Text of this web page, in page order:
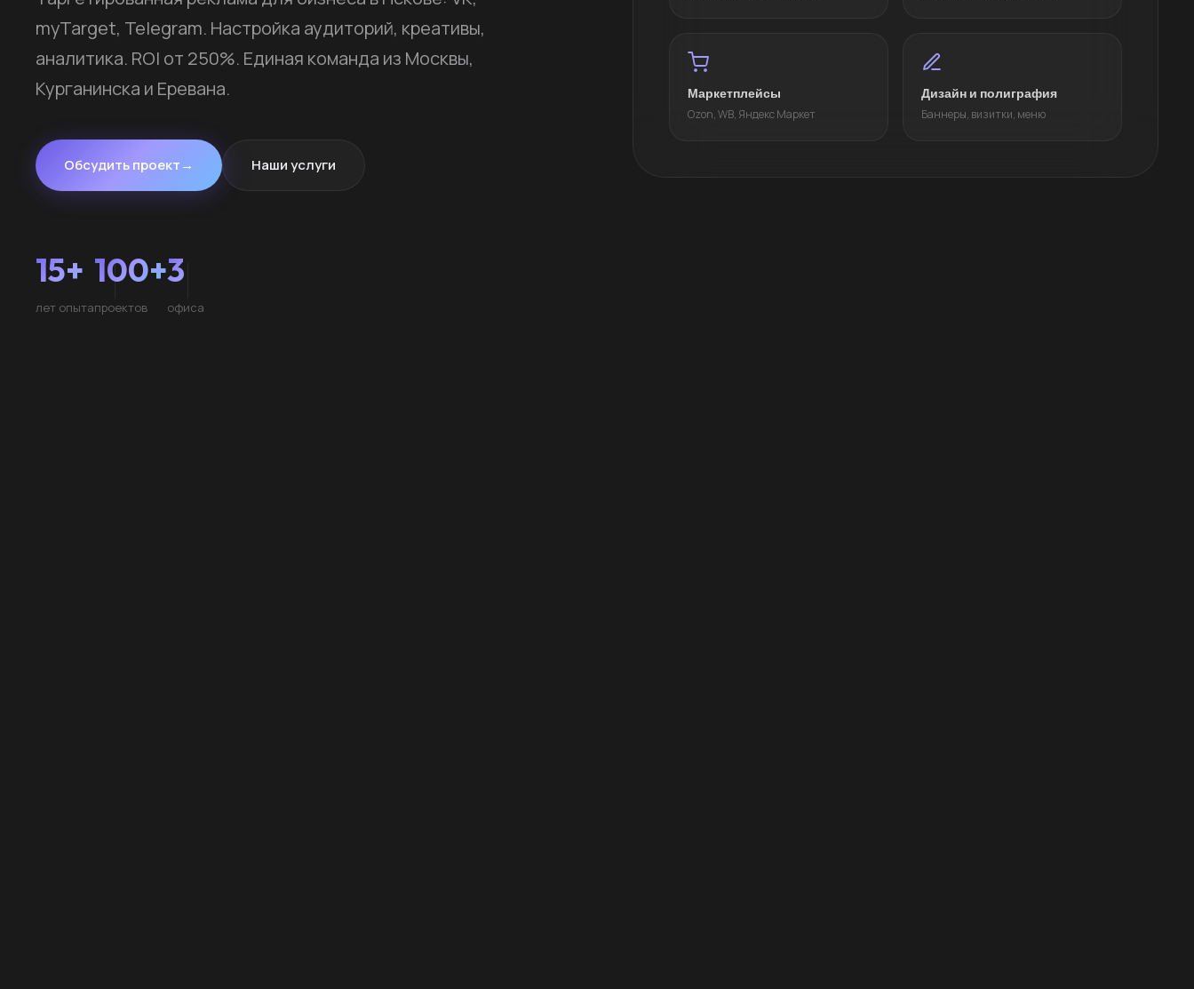
myTarget, Telegram. Настройка аудиторий, креативы,
аналитика. ROI от 250%. Единая команда из Москвы,
Курганинска и Еревана.
Обсудить проект→ Наши услуги
15+
лет опыта
100+
проектов
3
офиса
Маркетплейсы
Ozon, WB, Яндекс Маркет
Дизайн и полиграфия
Баннеры, визитки, меню